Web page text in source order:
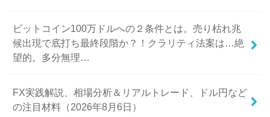
ビットコイン100万ドルへの２条件とは。売り枯れ兆
候出現で底打ち最終段階か？！クラリティ法案は…絶
望的。多分無理…
FX実践解説、相場分析＆リアルトレード、ドル円など
の注目材料（2026年8月6日）